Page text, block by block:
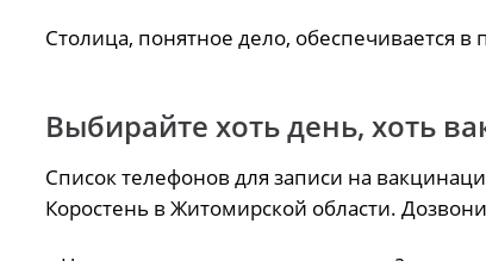
Столица, понятное дело, обеспечивается
Выбирайте хоть день, хоть
Список телефонов для записи на
Коростень в Житомирской области.